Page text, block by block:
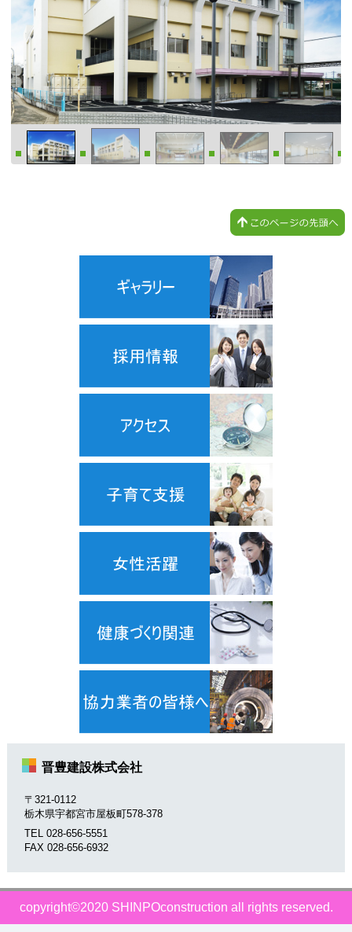
晋豊建設株式会社
〒321-0112
栃木県宇都宮市屋板町578-378
TEL 028-656-5551
FAX 028-656-6932
copyright©2020 SHINPOconstruction all rights reserved.